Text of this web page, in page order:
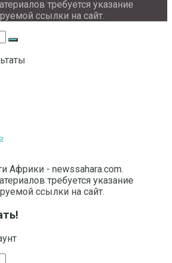
требуется указание
ссылки на сайт.
Африки - newssahara.com.
требуется указание
ссылки на сайт.